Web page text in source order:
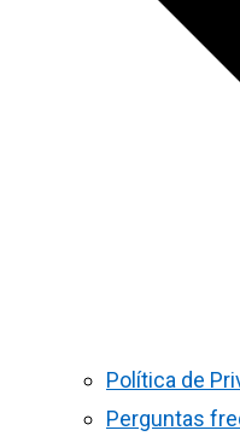
Política de
Perguntas